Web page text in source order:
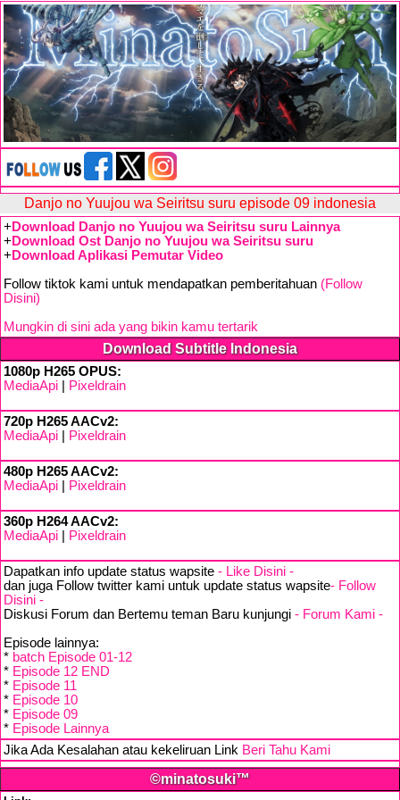
Danjo no Yuujou wa Seiritsu suru episode 09 indonesia
+ Download Danjo no Yuujou wa Seiritsu suru Lainnya
+ Download Ost Danjo no Yuujou wa Seiritsu suru
+ Download Aplikasi Pemutar Video
Follow tiktok kami untuk mendapatkan pemberitahuan (Follow
Disini)
Mungkin di sini ada yang bikin kamu tertarik
Download Subtitle Indonesia
1080p H265 OPUS:
MediaApi
Pixeldrain
720p H265 AACv2:
MediaApi
Pixeldrain
480p H265 AACv2:
MediaApi
Pixeldrain
360p H264 AACv2:
MediaApi
Pixeldrain
Dapatkan info update status wapsite - Like Disini -
dan juga Follow twitter kami untuk update status wapsite- Follow
Disini -
Diskusi Forum dan Bertemu teman Baru kunjungi - Forum Kami -
Episode lainnya:
* batch Episode 01-12
* Episode 12 END
* Episode 11
* Episode 10
* Episode 09
* Episode Lainnya
Jika Ada Kesalahan atau kekeliruan Link Beri Tahu Kami
©minatosuki™